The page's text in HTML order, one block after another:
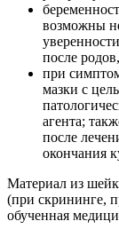
возможны
после
при
мазки с
агента;
после
окончания
Материал из
(при скрининге,
обученная